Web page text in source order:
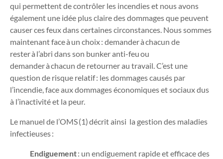
qui permettent de contrôler les incendies et nous avons
également une idée plus claire des dommages que peuvent
causer ces feux dans certaines circonstances. Nous sommes
maintenant face à un choix : demander à chacun de
rester à l’abri dans son bunker anti-feu ou
demander à chacun de retourner au travail. C’est une
question de risque relatif : les dommages causés par
l’incendie, face aux dommages économiques et sociaux dus
à l’inactivité et la peur.
Le manuel de l’OMS(1)décrit ainsi la gestion des maladies
infectieuses :
Endiguement: un endiguement rapide et efficace des